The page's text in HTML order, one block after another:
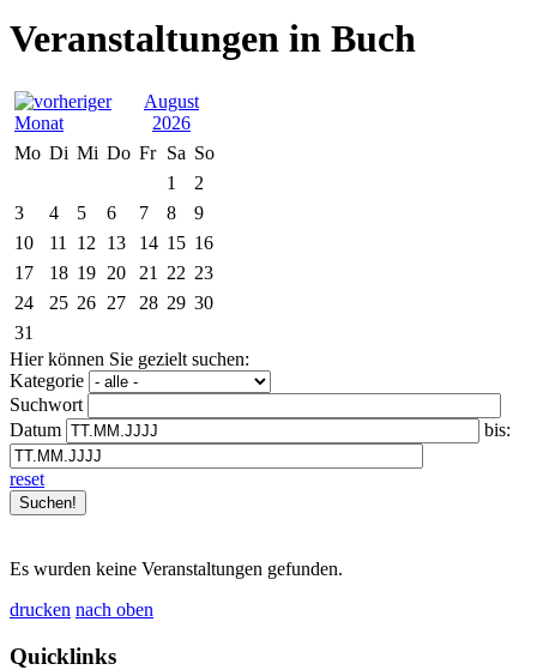
Veranstaltungen in Buch
August
2026
Mo Di Mi Do Fr Sa So
1
2
3
4 5 6 7 8
9
10
11 12 13 14 15 16
17
18 19 20 21 22 23
24
25 26 27 28 29 30
31
Hier können Sie gezielt suchen:
Kategorie
Suchwort
Datum
bis:
reset
Es wurden keine Veranstaltungen gefunden.
drucken nach oben
Quicklinks